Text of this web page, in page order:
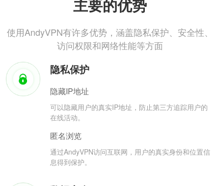
主要的优势
使用AndyVPN有许多优势，涵盖隐私保护、安全性、
访问权限和网络性能等方面
隐私保护
隐藏IP地址
可以隐藏用户的真实IP地址，防止第三方追踪用户的
在线活动。
匿名浏览
通过AndyVPN访问互联网，用户的真实身份和位置信
息得到保护。